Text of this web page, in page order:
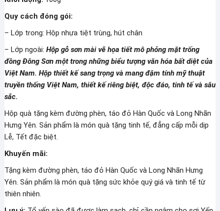
Quy cách đóng gói:
– Lớp trong: Hộp nhựa tiệt trùng, hút chân
– Lớp ngoài: Hộp gỗ sơn mài vẽ họa tiết mô phỏng mặt trống
đồng Đông Sơn một trong những biểu tượng văn hóa bất diệt của
Việt Nam. Hộp thiết kế sang trọng và mang đậm tính mỹ thuật
truyền thống Việt Nam, thiết kế riêng biệt, độc đáo, tinh tế và sâu
sắc.
Hộp quà tặng kèm đường phèn, táo đỏ Hàn Quốc và Long Nhãn
Hưng Yên. Sản phẩm là món quà tặng tinh tế, đẳng cấp mỗi dịp
Lễ, Tết đặc biệt.
Khuyến mãi:
Tặng kèm đường phèn, táo đỏ Hàn Quốc và Long Nhãn Hưng
Yên. Sản phẩm là món quà tặng sức khỏe quý giá và tinh tế từ
thiên nhiên.